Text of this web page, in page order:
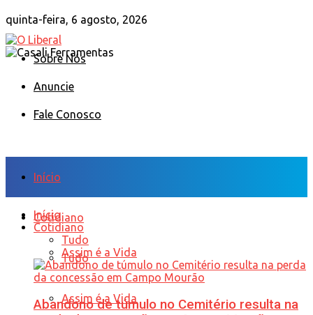
quinta-feira, 6 agosto, 2026
Sobre Nós
Anuncie
Fale Conosco
Início
Cotidiano
Tudo
Assim é a Vida
Início
Cotidiano
Tudo
Assim é a Vida
Abandono de túmulo no Cemitério resulta na